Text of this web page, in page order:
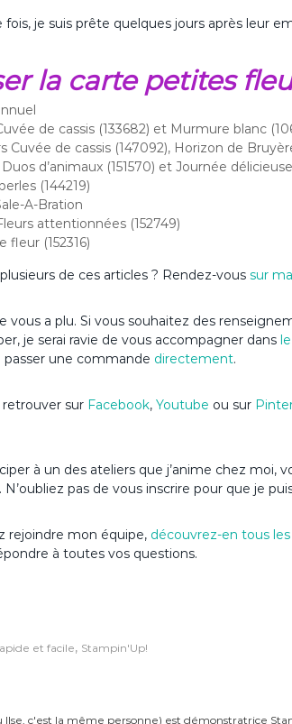
fois, je suis prête quelques jours après leur
la carte petites
de cassis (133682) et Murmure blanc
Cuvée de cassis (147092), Horizon de
d’animaux (151570) et Journée délicieuse
(144219)
A-Bration
attentionnées (152749)
fleur (152316)
de ces articles ? Rendez-vous sur
vous a plu. Si vous souhaitez des
je serai ravie de vous accompagner dans
passer une commande directement.
sur Facebook, Youtube ou sur
à un des ateliers que j’anime chez moi,
. N’oubliez pas de vous inscrire pour que je
rejoindre mon équipe, découvrez-en tous
à toutes vos questions.
ta et facile, Stampin'Up!
Ilse, c'est la même personne) est démonstratrice